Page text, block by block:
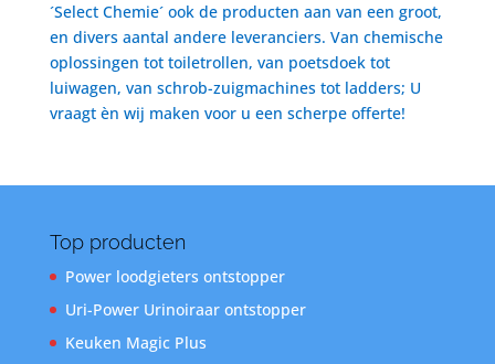
´Select Chemie´ ook de producten aan van een groot,
en divers aantal andere leveranciers. Van chemische
oplossingen tot toiletrollen, van poetsdoek tot
luiwagen, van schrob-zuigmachines tot ladders; U
vraagt èn wij maken voor u een scherpe offerte!
Top producten
Power loodgieters ontstopper
Uri-Power Urinoiraar ontstopper
Keuken Magic Plus